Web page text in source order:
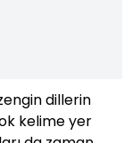
dillerin
kelime yer